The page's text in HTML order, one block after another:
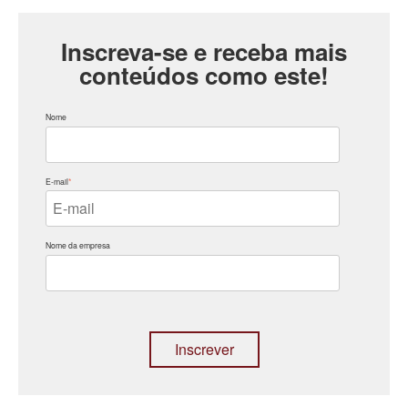
Inscreva-se e receba mais
conteúdos como este!
Nome
E-mail*
Nome da empresa